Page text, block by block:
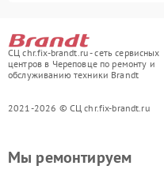
СЦ chr.fix-brandt.ru - сеть сервисных
центров в Череповце по ремонту и
обслуживанию техники Brandt
2021-2026 © СЦ chr.fix-brandt.ru
Мы ремонтируем